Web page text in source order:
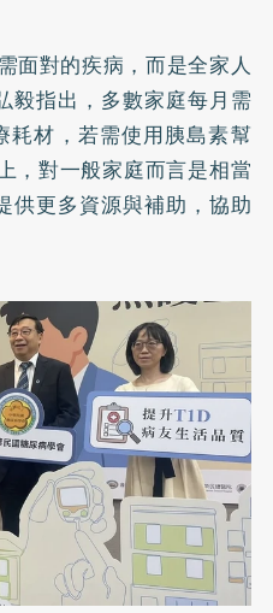
面對的疾病，而是全家人
毅指出，多數家庭每月需
材，若需使用胰島素幫
，對一般家庭而言是相當
供更多資源與補助，協助